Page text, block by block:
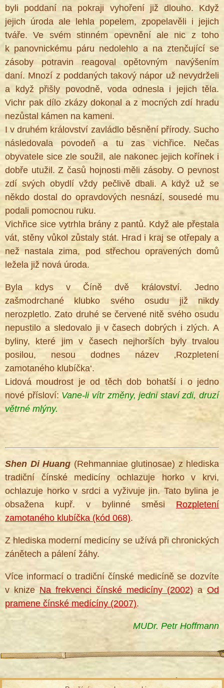
byli poddaní na pokraji vyhoření již dlouho. Když
jejich úroda ale lehla popelem, zpopelavěli i jejich
tváře. Ve svém stinném opevnění ale nic z toho
k panovnickému páru nedolehlo a na ztenčující se
zásoby potravin reagoval opětovným navýšením
daní. Mnozí z poddaných takový nápor už nevydrželi
a když přišly povodně, voda odnesla i jejich těla.
Vichr pak dílo zkázy dokonal a z mocných zdí hradu
nezůstal kámen na kameni.
I v druhém království zavládlo běsnění přírody. Sucho
následovala povodeň a tu zas vichřice. Nečas
obyvatele sice zle soužil, ale nakonec jejich kořínek i
dobře utužil. Z časů hojnosti měli zásoby. O pevnost
zdí svých obydlí vždy pečlivě dbali. A když už se
někdo dostal do opravdových nesnází, sousedé mu
podali pomocnou ruku.
Vichřice sice vytrhla brány z pantů. Když ale přestala
vát, stěny vůkol zůstaly stát. Hrad i kraj se otřepaly a
než nastala zima, pod střechou opravených domů
ležela již nová úroda.
Byla kdys v Číně dvě království. Jedno
zašmodrchané klubko svého osudu již nikdy
nerozpletlo. Zato druhé se červené nitě svého osudu
nepustilo a sledovalo ji v časech dobrých i zlých. A
byliny, které jim v časech nejhorších byly trvalou
posilou, nesou dodnes název ‚Rozpletení
zamotaného klubíčka‘.
Lidová moudrost je od těch dob bohatší i o jedno
nové přísloví: Vane-li vítr změny, jedni staví zdi, druzí
větrné mlýny.
Shen Di Huang (Rehmanniae glutinosae) z hlediska
tradiční čínské medicíny ochlazuje horko v krvi,
ochlazuje horko v srdci a vyživuje jin. Tato bylina je
obsažena kupř. v bylinné směsi Rozpletení
zamotaného klubíčka (kód 068).
Z hlediska moderní medicíny se užívá při chronických
zánětech a pálení žáhy.
Více informací o tradiční čínské medicíně se dozvíte
v knize Na frekvenci čínské medicíny (2002) a Od
pramene čínské medícíny (2007).
MUDr. Petr Hoffmann
Informace ke zpracování osobních údajů